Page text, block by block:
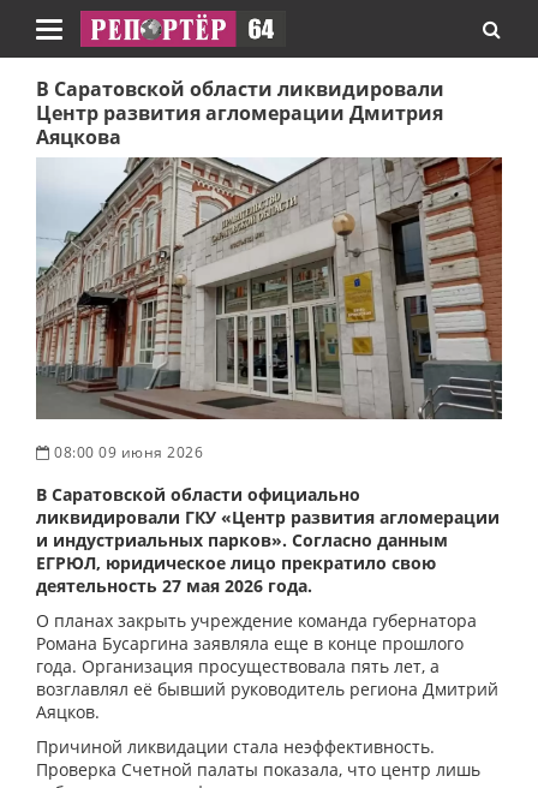
Навигация
В Саратовской области ликвидировали
Центр развития агломерации Дмитрия
Аяцкова
08:00 09 июня 2026
В Саратовской области официально
ликвидировали ГКУ «Центр развития агломерации
и индустриальных парков». Согласно данным
ЕГРЮЛ, юридическое лицо прекратило свою
деятельность 27 мая 2026 года.
О планах закрыть учреждение команда губернатора
Романа Бусаргина заявляла еще в конце прошлого
года. Организация просуществовала пять лет, а
возглавлял её бывший руководитель региона Дмитрий
Аяцков.
Причиной ликвидации стала неэффективность.
Проверка Счетной палаты показала, что центр лишь